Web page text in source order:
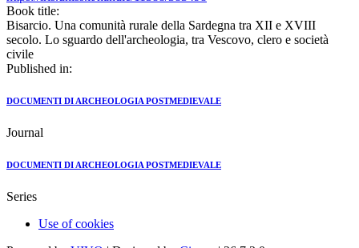
Book title:
Bisarcio. Una comunità rurale della Sardegna tra XII e XVIII
secolo. Lo sguardo dell'archeologia, tra Vescovo, clero e società
civile
Published in:
DOCUMENTI DI ARCHEOLOGIA POSTMEDIEVALE
Journal
DOCUMENTI DI ARCHEOLOGIA POSTMEDIEVALE
Series
Use of cookies